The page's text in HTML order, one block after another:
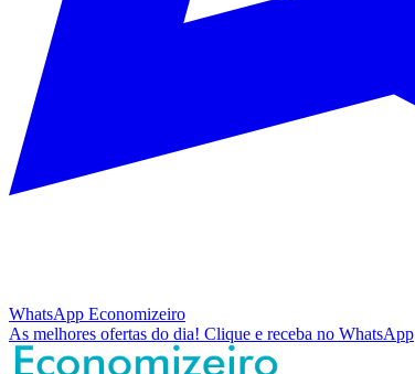
WhatsApp Economizeiro
As melhores ofertas do dia! Clique e receba no WhatsApp